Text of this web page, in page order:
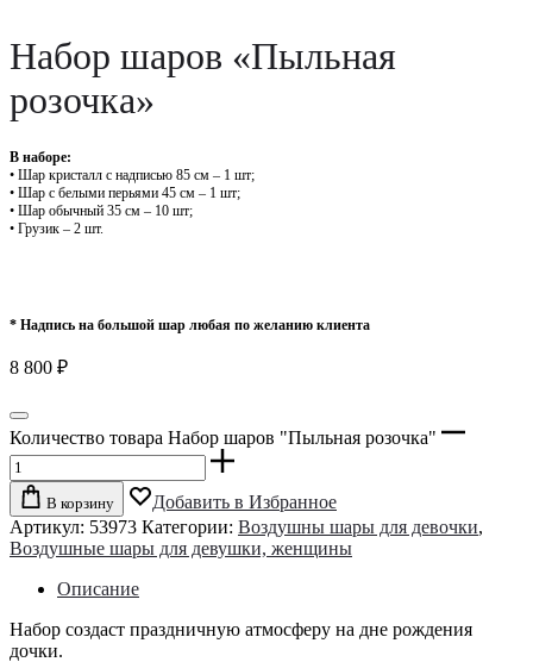
Набор шаров «Пыльная
розочка»
В наборе:
• Шар кристалл с надписью 85 см – 1 шт;
• Шар с белыми перьями 45 см – 1 шт;
• Шар обычный 35 см – 10 шт;
• Грузик – 2 шт.
* Надпись на большой шар любая по желанию клиента
8 800 ₽
Количество товара Набор шаров "Пыльная розочка"
В корзину
Добавить в Избранное
Артикул: 53973 Категории: Воздушны шары для девочки,
Воздушные шары для девушки, женщины
Описание
Набор создаст праздничную атмосферу на дне рождения
дочки.